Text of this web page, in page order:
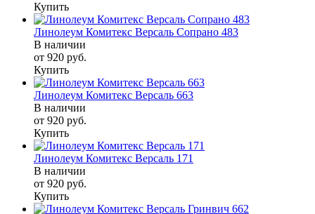
Купить
Линолеум Комитекс Версаль Сопрано 483
В наличии
от 920 руб.
Купить
Линолеум Комитекс Версаль 663
В наличии
от 920 руб.
Купить
Линолеум Комитекс Версаль 171
В наличии
от 920 руб.
Купить